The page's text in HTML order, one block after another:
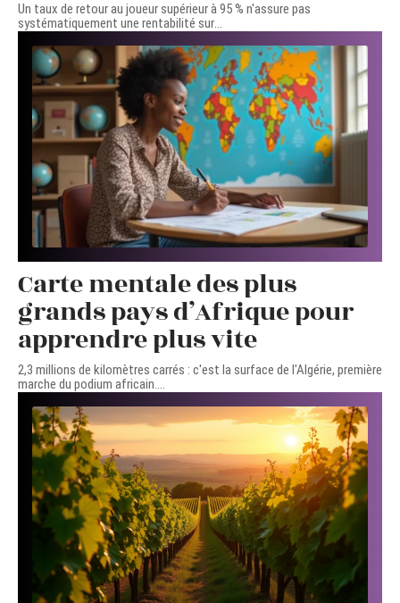
Un taux de retour au joueur supérieur à 95 % n'assure pas
systématiquement une rentabilité sur…
Carte mentale des plus
grands pays d’Afrique pour
apprendre plus vite
2,3 millions de kilomètres carrés : c'est la surface de l'Algérie, première
marche du podium africain.…